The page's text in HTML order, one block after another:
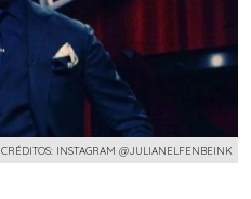
CRÉDITOS: INSTAGRAM @JULIANELFENBEINK